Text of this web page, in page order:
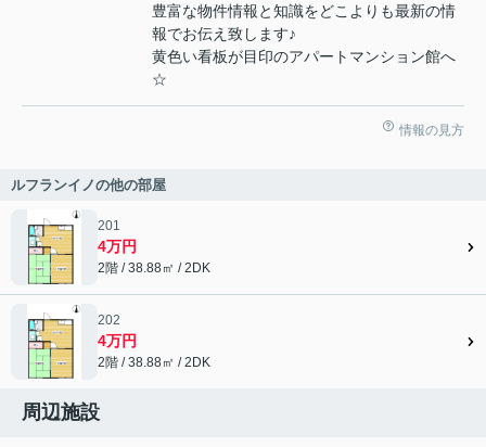
豊富な物件情報と知識をどこよりも最新の情
報でお伝え致します♪
黄色い看板が目印のアパートマンション館へ
☆
情報の見方
ルフランイノの他の部屋
201
4万円
2階 / 38.88㎡ / 2DK
202
4万円
2階 / 38.88㎡ / 2DK
周辺施設